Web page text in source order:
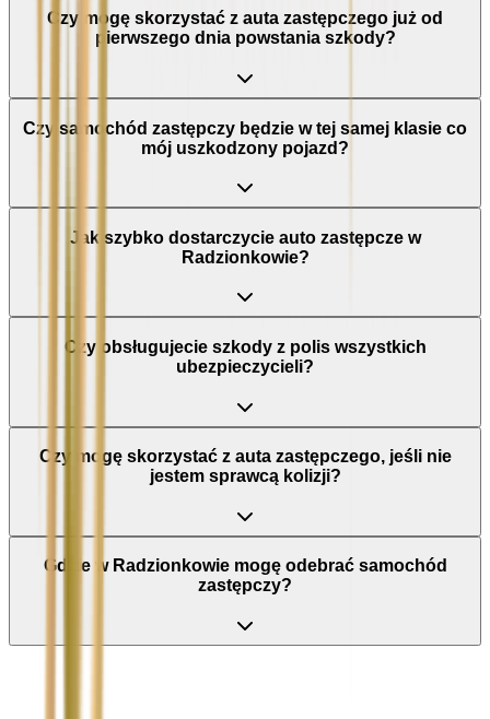
Czy mogę skorzystać z auta zastępczego już od
pierwszego dnia powstania szkody?
Czy samochód zastępczy będzie w tej samej klasie co
mój uszkodzony pojazd?
Jak szybko dostarczycie auto zastępcze w
Radzionkowie?
Czy obsługujecie szkody z polis wszystkich
ubezpieczycieli?
Czy mogę skorzystać z auta zastępczego, jeśli nie
jestem sprawcą kolizji?
Gdzie w Radzionkowie mogę odebrać samochód
zastępczy?